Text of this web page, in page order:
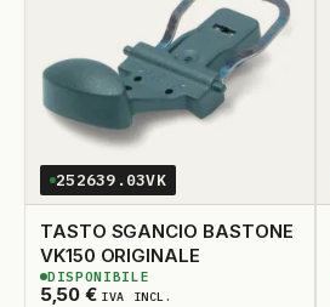
252639.03VK
TASTO SGANCIO BASTONE
VK150 ORIGINALE
5,50 € IVA INCL.
2DISPONIBILI
DISPONIBILE